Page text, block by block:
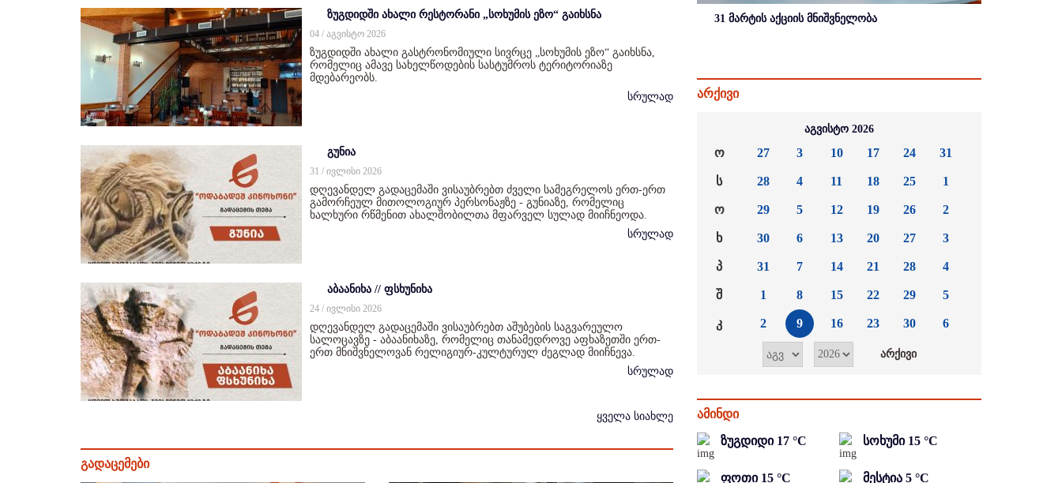
ზუგდიდში ახალი რესტორანი „სოხუმის ეზო“ გაიხსნა
04 / აგვისტო 2026
ზუგდიდში ახალი გასტრონომიული სივრცე „სოხუმის ეზო“ გაიხსნა,
რომელიც ამავე სახელწოდების სასტუმროს ტერიტორიაზე
მდებარეობს.
სრულად
გუნია
31 / ივლისი 2026
დღევანდელ გადაცემაში ვისაუბრებთ ძველი სამეგრელოს ერთ-ერთ
გამორჩეულ მითოლოგიურ პერსონაჟზე - გუნიაზე, რომელიც
ხალხური რწმენით ახალშობილთა მფარველ სულად მიიჩნეოდა.
სრულად
აბაანიხა // ფსხუნიხა
24 / ივლისი 2026
დღევანდელ გადაცემაში ვისაუბრებთ აშუბების საგვარეულო
სალოცავზე - აბაანიხაზე, რომელიც თანამედროვე აფხაზეთში ერთ-
ერთ მნიშვნელოვან რელიგიურ-კულტურულ ძეგლად მიიჩნევა.
სრულად
ყველა სიახლე
გადაცემები
31 მარტის აქციის მნიშვნელობა
არქივი
აგვისტო 2026
ო
ს
ო
ხ
პ
შ
კ
27
28
29
30
31
1
2
3
4
5
6
7
8
9
10
11
12
13
14
15
16
17
18
19
20
21
22
23
24
25
26
27
28
29
30
31
1
2
3
4
5
6
ამინდი
ზუგდიდი 17 °C სოხუმი 15 °C
ფოთი 15 °C მესტია 5 °C